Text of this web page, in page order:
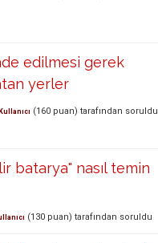
edilmesi gerek
yerler
(160 puan) tarafından soruldu
batarya" nasıl temin
(130 puan) tarafından soruldu